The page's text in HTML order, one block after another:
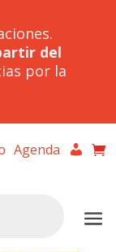
del
por la
Agenda